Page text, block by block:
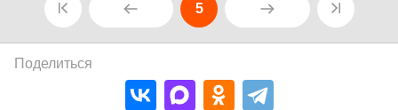
5
Поделиться